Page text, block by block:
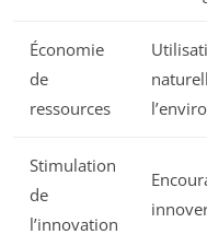
Économie
de
ressources
Stimulation
de
l’innovation